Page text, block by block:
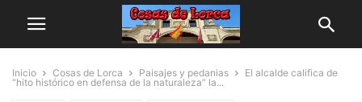
Inicio Cosas de Lorca Paisajes y pedanias
El alcalde califica de
“hito histórico en defensa de la naturaleza” la...